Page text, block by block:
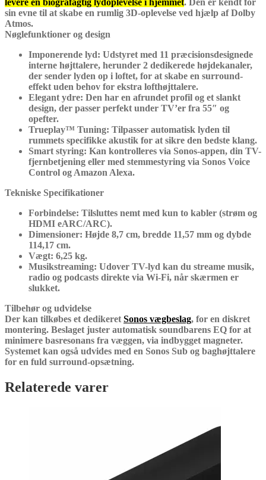
sin evne til at skabe en rumlig 3D-oplevelse ved hjælp af Dolby
Atmos.
Nøglefunktioner og design
Imponerende lyd: Udstyret med 11 præcisionsdesignede
interne højttalere, herunder 2 dedikerede højdekanaler,
der sender lyden op i loftet, for at skabe en surround-
effekt uden behov for ekstra lofthøjttalere.
Elegant ydre: Den har en afrundet profil og et slankt
design, der passer perfekt under TV’er fra 55″ og
opefter.
Trueplay™ Tuning: Tilpasser automatisk lyden til
rummets specifikke akustik for at sikre den bedste klang.
Smart styring: Kan kontrolleres via Sonos-appen, din TV-
fjernbetjening eller med stemmestyring via Sonos Voice
Control og Amazon Alexa.
Tekniske Specifikationer
Forbindelse: Tilsluttes nemt med kun to kabler (strøm og
HDMI eARC/ARC).
Dimensioner: Højde 8,7 cm, bredde 11,57 mm og dybde
114,17 cm.
Vægt: 6,25 kg.
Musikstreaming: Udover TV-lyd kan du streame musik,
radio og podcasts direkte via Wi-Fi, når skærmen er
slukket.
Tilbehør og udvidelse
Der kan tilkøbes et dedikeret Sonos vægbeslag, for en diskret
montering. Beslaget juster automatisk soundbarens EQ for at
minimere basresonans fra væggen, via indbygget magneter.
Systemet kan også udvides med en Sonos Sub og baghøjttalere
for en fuld surround-opsætning.
Relaterede varer